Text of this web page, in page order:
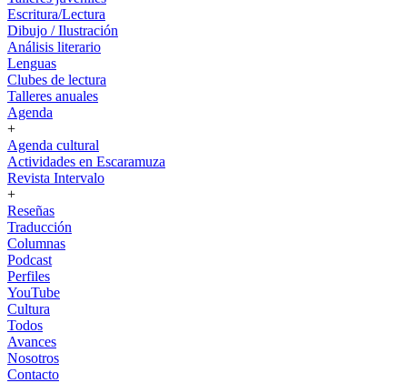
Escritura/Lectura
Dibujo / Ilustración
Análisis literario
Lenguas
Clubes de lectura
Talleres anuales
Agenda
+
Agenda cultural
Actividades en Escaramuza
Revista Intervalo
+
Reseñas
Traducción
Columnas
Podcast
Perfiles
YouTube
Cultura
Todos
Avances
Nosotros
Contacto